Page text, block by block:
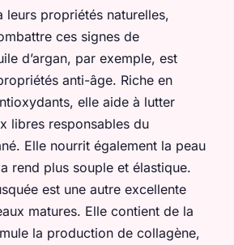
leurs propriétés naturelles,
ces signes de
d’argan, par exemple, est
anti-âge. Riche en
elle aide à lutter
libres responsables du
Elle nourrit également la peau
rend plus souple et élastique.
est une autre excellente
matures. Elle contient de la
la production de collagène,